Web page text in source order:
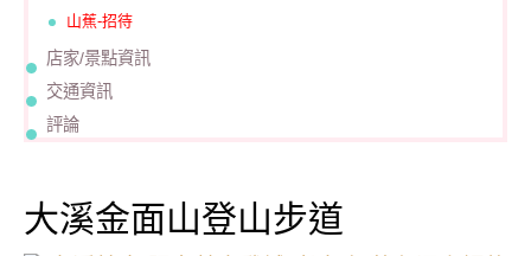
山蕉-招待
店家/景點資訊
交通資訊
評論
大溪金面山登山步道